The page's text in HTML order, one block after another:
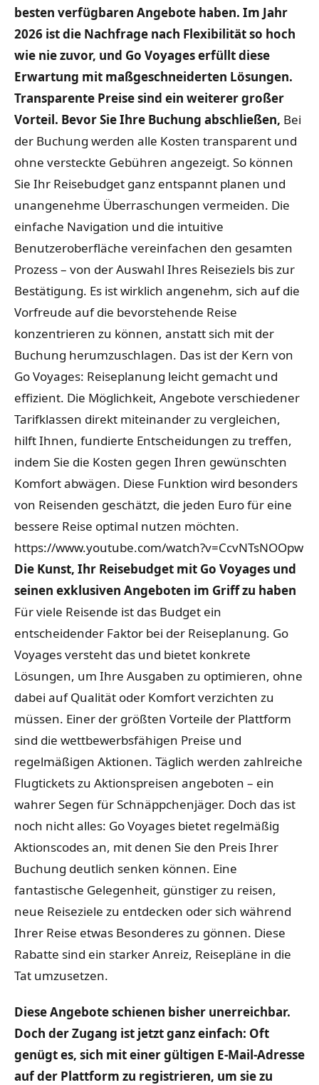
besten verfügbaren Angebote haben. Im Jahr
2026 ist die Nachfrage nach Flexibilität so hoch
wie nie zuvor, und Go Voyages erfüllt diese
Erwartung mit maßgeschneiderten Lösungen.
Transparente Preise sind ein weiterer großer
Vorteil. Bevor Sie Ihre Buchung abschließen, Bei
der Buchung werden alle Kosten transparent und
ohne versteckte Gebühren angezeigt. So können
Sie Ihr Reisebudget ganz entspannt planen und
unangenehme Überraschungen vermeiden. Die
einfache Navigation und die intuitive
Benutzeroberfläche vereinfachen den gesamten
Prozess – von der Auswahl Ihres Reiseziels bis zur
Bestätigung. Es ist wirklich angenehm, sich auf die
Vorfreude auf die bevorstehende Reise
konzentrieren zu können, anstatt sich mit der
Buchung herumzuschlagen. Das ist der Kern von
Go Voyages: Reiseplanung leicht gemacht und
effizient. Die Möglichkeit, Angebote verschiedener
Tarifklassen direkt miteinander zu vergleichen,
hilft Ihnen, fundierte Entscheidungen zu treffen,
indem Sie die Kosten gegen Ihren gewünschten
Komfort abwägen. Diese Funktion wird besonders
von Reisenden geschätzt, die jeden Euro für eine
bessere Reise optimal nutzen möchten.
https://www.youtube.com/watch?v=CcvNTsNOOpw
Die Kunst, Ihr Reisebudget mit Go Voyages und
seinen exklusiven Angeboten im Griff zu haben
Für viele Reisende ist das Budget ein
entscheidender Faktor bei der Reiseplanung. Go
Voyages versteht das und bietet konkrete
Lösungen, um Ihre Ausgaben zu optimieren, ohne
dabei auf Qualität oder Komfort verzichten zu
müssen. Einer der größten Vorteile der Plattform
sind die wettbewerbsfähigen Preise und
regelmäßigen Aktionen. Täglich werden zahlreiche
Flugtickets zu Aktionspreisen angeboten – ein
wahrer Segen für Schnäppchenjäger. Doch das ist
noch nicht alles: Go Voyages bietet regelmäßig
Aktionscodes an, mit denen Sie den Preis Ihrer
Buchung deutlich senken können. Eine
fantastische Gelegenheit, günstiger zu reisen,
neue Reiseziele zu entdecken oder sich während
Ihrer Reise etwas Besonderes zu gönnen. Diese
Rabatte sind ein starker Anreiz, Reisepläne in die
Tat umzusetzen.
Diese Angebote schienen bisher unerreichbar.
Doch der Zugang ist jetzt ganz einfach: Oft
genügt es, sich mit einer gültigen E-Mail-Adresse
auf der Plattform zu registrieren, um sie zu